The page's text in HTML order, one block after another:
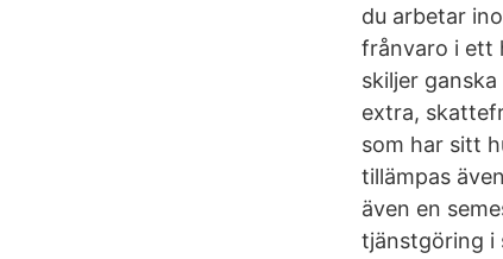
du arbetar
frånvaro i ett
skiljer
extra,
som har sitt
tillämpas
även en
tjänstgöring i